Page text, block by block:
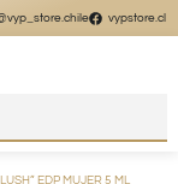
vypstore.cl
EDP MUJER 5 ML